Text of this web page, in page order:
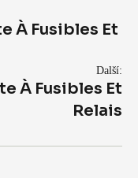
À Fusibles Et
Další:
À Fusibles Et
Relais